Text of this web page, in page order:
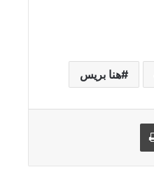
هنا بريس